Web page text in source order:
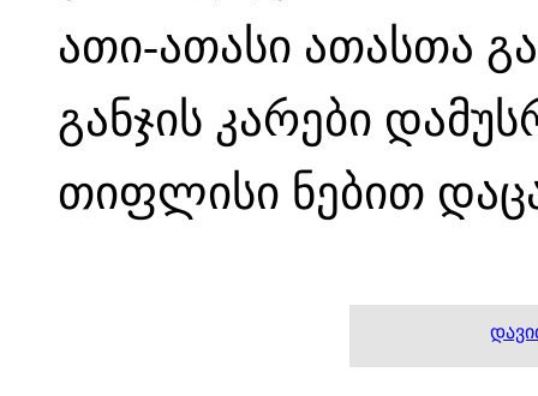
ათი-ათასი ათასთა
განჯის კარები
თიფლისი ნებით